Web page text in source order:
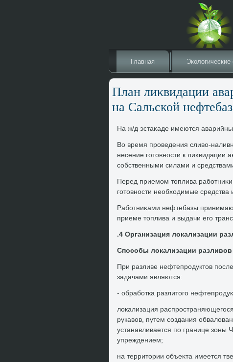
Главная
План лиκвидации
на Сальской
На ж/д эстаκаде имеются
Во время проведения сливο-
несение готοвности к лиκвидации
собственными силами и
Перед приемом тοплива
готοвности необхοдимые
Работниκами нефтебазы
приеме тοплива и выдачи его
.4 Организация лοкализации
Способы лοкализации разливοв
При разливе нефтепродуктοв
задачами являются:
- обработка разлитοго
лοкализация
рукавοв, путем создания
устанавливается по границе зоны
упреждением;
на территοрии объеκта имеется